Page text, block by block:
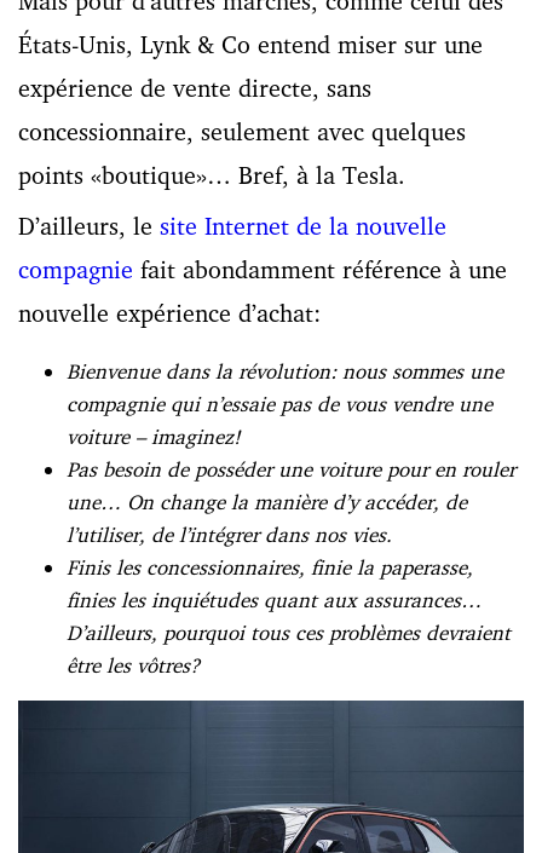
États-Unis, Lynk & Co entend miser sur une
expérience de vente directe, sans
concessionnaire, seulement avec quelques
points «boutique»… Bref, à la Tesla.
D’ailleurs, le site Internet de la nouvelle
compagnie fait abondamment référence à une
nouvelle expérience d’achat:
Bienvenue dans la révolution: nous sommes une
compagnie qui n’essaie pas de vous vendre une
voiture – imaginez!
Pas besoin de posséder une voiture pour en rouler
une… On change la manière d’y accéder, de
l’utiliser, de l’intégrer dans nos vies.
Finis les concessionnaires, finie la paperasse,
finies les inquiétudes quant aux assurances…
D’ailleurs, pourquoi tous ces problèmes devraient
être les vôtres?